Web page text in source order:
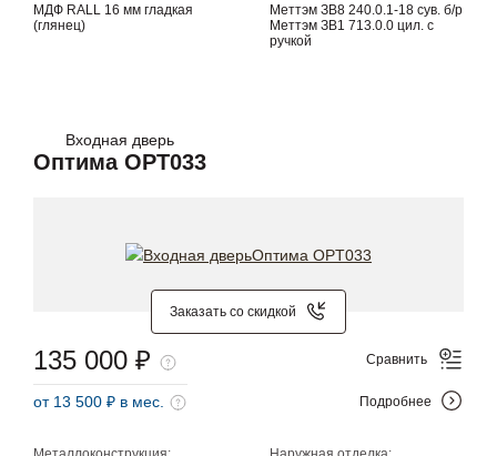
МДФ RALL 16 мм гладкая
(глянец)
Меттэм ЗВ8 240.0.1-18 сув. б/р
Меттэм ЗВ1 713.0.0 цил. с
ручкой
Входная дверь
Оптима OPT033
Заказать со скидкой
135 000 ₽
от 13 500 ₽ в мес.
Сравнить
Подробнее